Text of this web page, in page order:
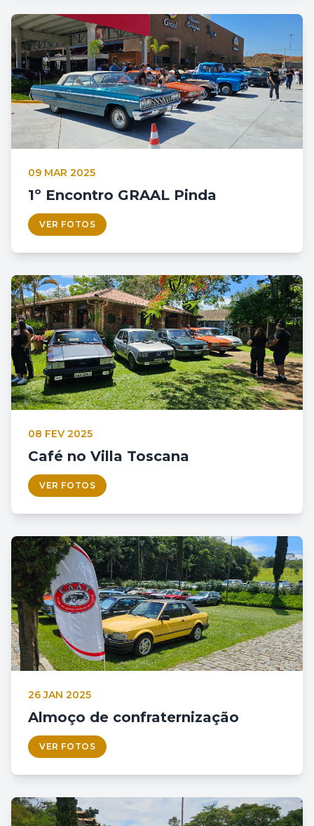
09 MAR 2025
1º Encontro GRAAL Pinda
VER FOTOS
08 FEV 2025
Café no Villa Toscana
VER FOTOS
26 JAN 2025
Almoço de confraternização
VER FOTOS